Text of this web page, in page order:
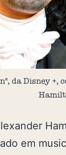
da Disney +,
em